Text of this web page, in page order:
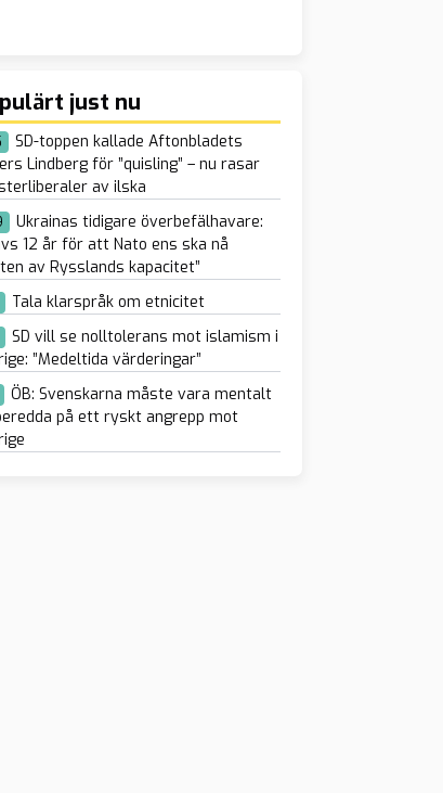
just nu
SD-toppen kallade Aftonbladets
Lindberg för ”quisling” – nu rasar
av ilska
Ukrainas tidigare överbefälhavare:
12 år för att Nato ens ska nå
av Rysslands kapacitet”
Tala klarspråk om etnicitet
SD vill se nolltolerans mot islamism i
”Medeltida värderingar”
ÖB: Svenskarna måste vara mentalt
på ett ryskt angrepp mot